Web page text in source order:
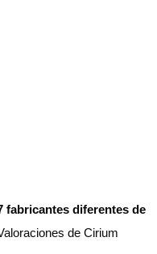
fabricantes diferentes de
de Cirium